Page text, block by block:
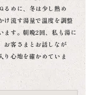
るめに、冬は少し熱め
け流す湯量で温度を調整
ます。朝晩2回、私も湯に
お客さまとお話しなが
り心地を確かめていま